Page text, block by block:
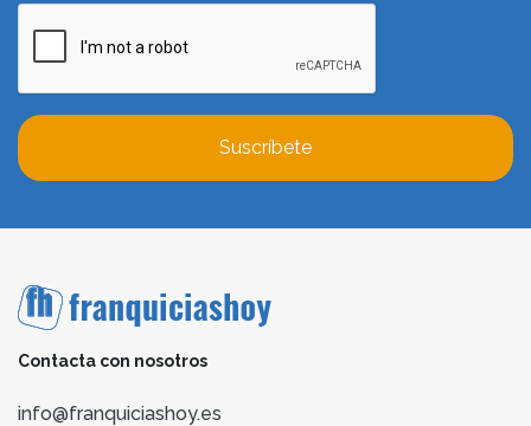
Suscríbete
Contacta con nosotros
info@franquiciashoy.es